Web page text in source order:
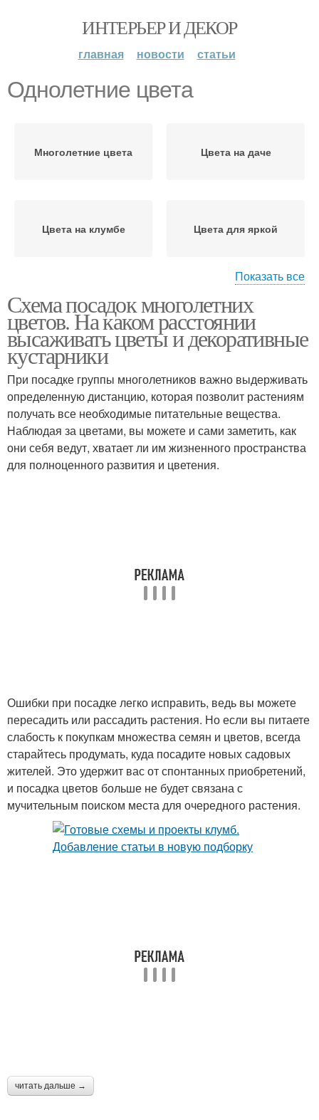
ИНТЕРЬЕР И ДЕКОР
главная новости статьи
Однолетние цвета
Многолетние цвета Цвета на даче
Цвета на клумбе Цвета для яркой
Цвета для клумбы
клумбы
Многолетние цветы
Показать все
Схема посадок многолетних
цветов. На каком расстоянии
высаживать цветы и декоративные
кустарники
При посадке группы многолетников важно выдерживать
определенную дистанцию, которая позволит растениям
получать все необходимые питательные вещества.
Наблюдая за цветами, вы можете и сами заметить, как
они себя ведут, хватает ли им жизненного пространства
для полноценного развития и цветения.
Ошибки при посадке легко исправить, ведь вы можете
пересадить или рассадить растения. Но если вы питаете
слабость к покупкам множества семян и цветов, всегда
старайтесь продумать, куда посадите новых садовых
жителей. Это удержит вас от спонтанных приобретений,
и посадка цветов больше не будет связана с
мучительным поиском места для очередного растения.
читать дальше →